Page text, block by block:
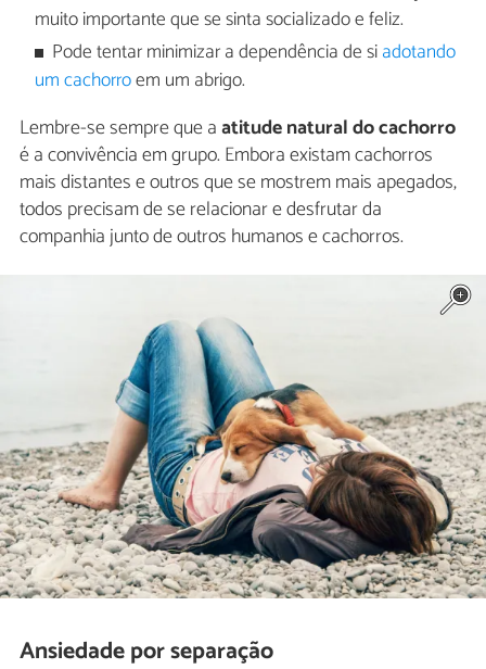
muito importante que se sinta socializado e feliz.
Pode tentar minimizar a dependência de siadotando
um cachorroem um abrigo.
Lembre-se sempre que aatitude natural do cachorro
é a convivência em grupo. Embora existam cachorros
mais distantes e outros que se mostrem mais apegados,
todos precisam de se relacionar e desfrutar da
companhia junto de outros humanos e cachorros.
Ansiedade por separação